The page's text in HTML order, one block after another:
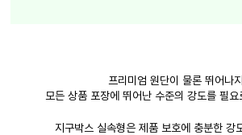
프리미엄 원단이 물론 뛰어나
모든 상품 포장에 뛰어난 수준의 강도를 필
지구박스 실속형은 제품 보호에 충분한 강